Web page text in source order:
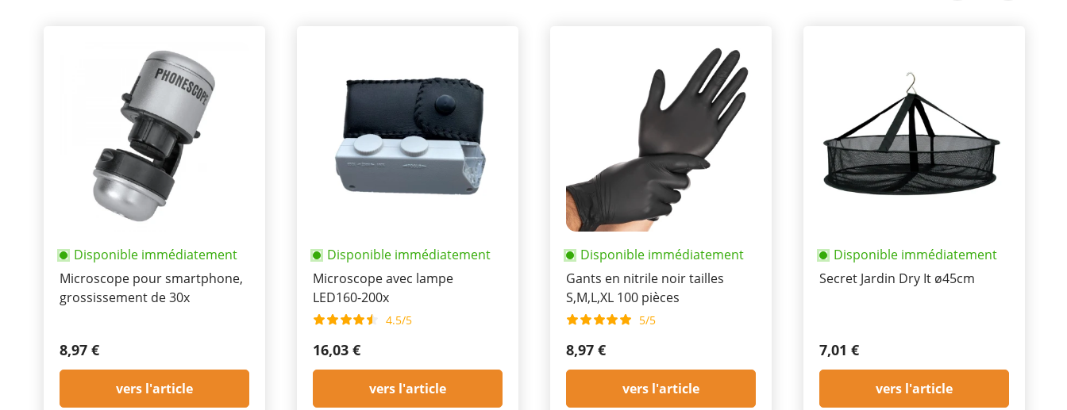
Disponible immédiatement
Microscope pour smartphone,
grossissement de 30x
8,97 €
vers l'article
Disponible immédiatement
Microscope avec lampe
LED160-200x
4.5/5
16,03 €
vers l'article
Disponible immédiatement
Gants en nitrile noir tailles
S,M,L,XL 100 pièces
5/5
8,97 €
vers l'article
Disponible immédiatement
Secret Jardin Dry It ø45cm
7,01 €
vers l'article